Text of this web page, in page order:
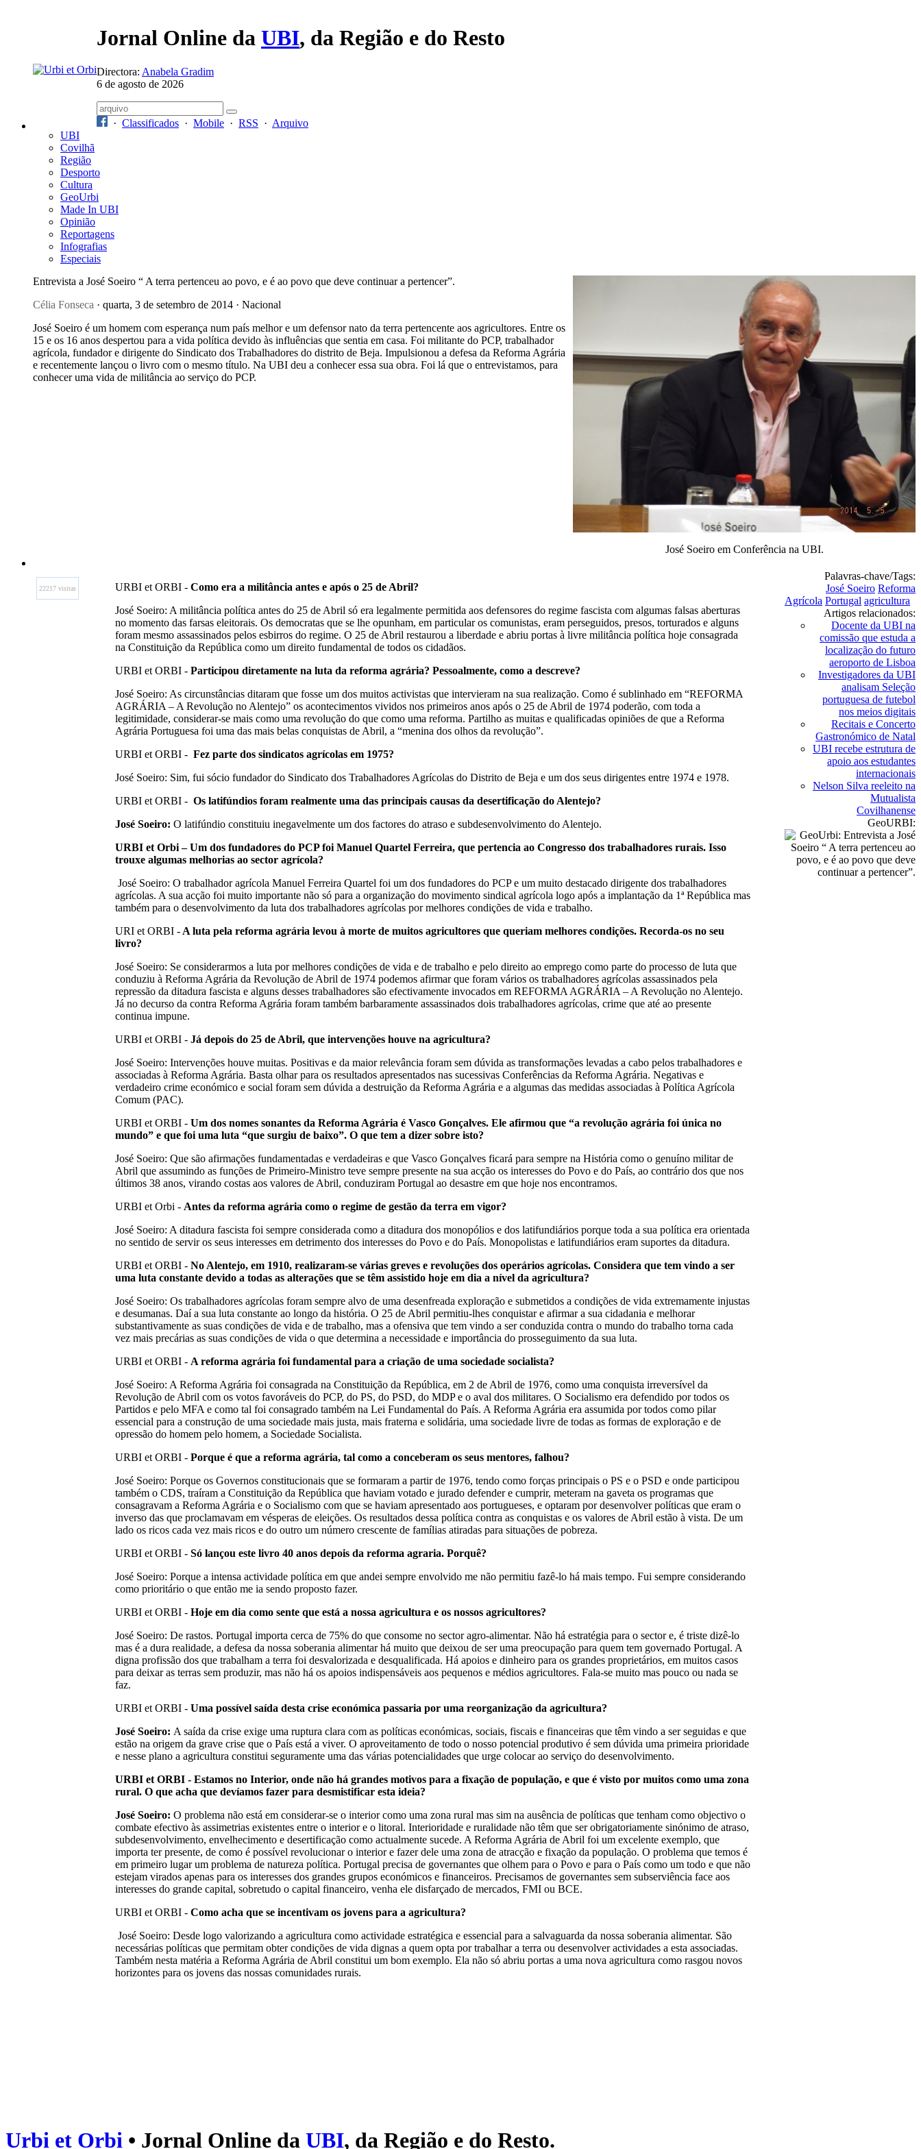
Jornal Online da UBI, da Região e do Resto
Directora: Anabela Gradim
6 de agosto de 2026
· Classificados · Mobile · RSS · Arquivo
UBI
Covilhã
Região
Desporto
Cultura
GeoUrbi
Made In UBI
Opinião
Reportagens
Infografias
Especiais
Entrevista a José Soeiro “ A terra pertenceu ao povo, e é ao povo que deve continuar a pertencer”.
Célia Fonseca · quarta, 3 de setembro de 2014 · Nacional
José Soeiro é um homem com esperança num país melhor e um defensor nato da terra pertencente aos agricultores. Entre os
15 e os 16 anos despertou para a vida política devido às influências que sentia em casa. Foi militante do PCP, trabalhador
agrícola, fundador e dirigente do Sindicato dos Trabalhadores do distrito de Beja. Impulsionou a defesa da Reforma Agrária
e recentemente lançou o livro com o mesmo título. Na UBI deu a conhecer essa sua obra. Foi lá que o entrevistamos, para
conhecer uma vida de militância ao serviço do PCP.
José Soeiro em Conferência na UBI.
22217 visitas URBI et ORBI - Como era a militância antes e após o 25 de Abril?
José Soeiro: A militância política antes do 25 de Abril só era legalmente permitida aos defensores do regime fascista com algumas falsas aberturas
no momento das farsas eleitorais. Os democratas que se lhe opunham, em particular os comunistas, eram perseguidos, presos, torturados e alguns
foram mesmo assassinados pelos esbirros do regime. O 25 de Abril restaurou a liberdade e abriu portas à livre militância política hoje consagrada
na Constituição da República como um direito fundamental de todos os cidadãos.
URBI et ORBI - Participou diretamente na luta da reforma agrária? Pessoalmente, como a descreve?
José Soeiro: As circunstâncias ditaram que fosse um dos muitos activistas que intervieram na sua realização. Como é sublinhado em “REFORMA
AGRÁRIA – A Revolução no Alentejo” os acontecimentos vividos nos primeiros anos após o 25 de Abril de 1974 poderão, com toda a
legitimidade, considerar-se mais como uma revolução do que como uma reforma. Partilho as muitas e qualificadas opiniões de que a Reforma
Agrária Portuguesa foi uma das mais belas conquistas de Abril, a “menina dos olhos da revolução”.
URBI et ORBI - Fez parte dos sindicatos agrícolas em 1975?
José Soeiro: Sim, fui sócio fundador do Sindicato dos Trabalhadores Agrícolas do Distrito de Beja e um dos seus dirigentes entre 1974 e 1978.
URBI et ORBI - Os latifúndios foram realmente uma das principais causas da desertificação do Alentejo?
José Soeiro: O latifúndio constituiu inegavelmente um dos factores do atraso e subdesenvolvimento do Alentejo.
URBI et Orbi–Um dos fundadores do PCP foi Manuel Quartel Ferreira, que pertencia ao Congresso dos trabalhadores rurais. Isso
trouxe algumas melhorias ao sector agrícola?
José Soeiro: O trabalhador agrícola Manuel Ferreira Quartel foi um dos fundadores do PCP e um muito destacado dirigente dos trabalhadores
agrícolas. A sua acção foi muito importante não só para a organização do movimento sindical agrícola logo após a implantação da 1ª República mas
também para o desenvolvimento da luta dos trabalhadores agrícolas por melhores condições de vida e trabalho.
URI et ORBI - A luta pela reforma agrária levou à morte de muitos agricultores que queriam melhores condições. Recorda-os no seu
livro?
José Soeiro: Se considerarmos a luta por melhores condições de vida e de trabalho e pelo direito ao emprego como parte do processo de luta que
conduziu à Reforma Agrária da Revolução de Abril de 1974 podemos afirmar que foram vários os trabalhadores agrícolas assassinados pela
repressão da ditadura fascista e alguns desses trabalhadores são efectivamente invocados em REFORMA AGRÁRIA – A Revolução no Alentejo.
Já no decurso da contra Reforma Agrária foram também barbaramente assassinados dois trabalhadores agrícolas, crime que até ao presente
continua impune.
URBI et ORBI - Já depois do 25 de Abril, que intervenções houve na agricultura?
José Soeiro: Intervenções houve muitas. Positivas e da maior relevância foram sem dúvida as transformações levadas a cabo pelos trabalhadores e
associadas à Reforma Agrária. Basta olhar para os resultados apresentados nas sucessivas Conferências da Reforma Agrária. Negativas e
verdadeiro crime económico e social foram sem dúvida a destruição da Reforma Agrária e a algumas das medidas associadas à Política Agrícola
Comum (PAC).
URBI et ORBI - Um dos nomes sonantes da Reforma Agrária é Vasco Gonçalves. Ele afirmou que “a revolução agrária foi única no
mundo” e que foi uma luta “que surgiu de baixo”. O que tem a dizer sobre isto?
José Soeiro: Que são afirmações fundamentadas e verdadeiras e que Vasco Gonçalves ficará para sempre na História como o genuíno militar de
Abril que assumindo as funções de Primeiro-Ministro teve sempre presente na sua acção os interesses do Povo e do País, ao contrário dos que nos
últimos 38 anos, virando costas aos valores de Abril, conduziram Portugal ao desastre em que hoje nos encontramos.
URBI et Orbi - Antes da reforma agrária como o regime de gestão da terra em vigor?
José Soeiro: A ditadura fascista foi sempre considerada como a ditadura dos monopólios e dos latifundiários porque toda a sua política era orientada
no sentido de servir os seus interesses em detrimento dos interesses do Povo e do País. Monopolistas e latifundiários eram suportes da ditadura.
URBI et ORBI - No Alentejo, em 1910, realizaram-se várias greves e revoluções dos operários agrícolas. Considera que tem vindo a ser
uma luta constante devido a todas as alterações que se têm assistido hoje em dia a nível da agricultura?
José Soeiro: Os trabalhadores agrícolas foram sempre alvo de uma desenfreada exploração e submetidos a condições de vida extremamente injustas
e desumanas. Daí a sua luta constante ao longo da história. O 25 de Abril permitiu-lhes conquistar e afirmar a sua cidadania e melhorar
substantivamente as suas condições de vida e de trabalho, mas a ofensiva que tem vindo a ser conduzida contra o mundo do trabalho torna cada
vez mais precárias as suas condições de vida o que determina a necessidade e importância do prosseguimento da sua luta.
URBI et ORBI - A reforma agrária foi fundamental para a criação de uma sociedade socialista?
José Soeiro: A Reforma Agrária foi consagrada na Constituição da República, em 2 de Abril de 1976, como uma conquista irreversível da
Revolução de Abril com os votos favoráveis do PCP, do PS, do PSD, do MDP e o aval dos militares. O Socialismo era defendido por todos os
Partidos e pelo MFA e como tal foi consagrado também na Lei Fundamental do País. A Reforma Agrária era assumida por todos como pilar
essencial para a construção de uma sociedade mais justa, mais fraterna e solidária, uma sociedade livre de todas as formas de exploração e de
opressão do homem pelo homem, a Sociedade Socialista.
URBI et ORBI - Porque é que a reforma agrária, tal como a conceberam os seus mentores, falhou?
José Soeiro: Porque os Governos constitucionais que se formaram a partir de 1976, tendo como forças principais o PS e o PSD e onde participou
também o CDS, traíram a Constituição da República que haviam votado e jurado defender e cumprir, meteram na gaveta os programas que
consagravam a Reforma Agrária e o Socialismo com que se haviam apresentado aos portugueses, e optaram por desenvolver políticas que eram o
inverso das que proclamavam em vésperas de eleições. Os resultados dessa política contra as conquistas e os valores de Abril estão à vista. De um
lado os ricos cada vez mais ricos e do outro um número crescente de famílias atiradas para situações de pobreza.
URBI et ORBI - Só lançou este livro 40 anos depois da reforma agraria. Porquê?
José Soeiro: Porque a intensa actividade política em que andei sempre envolvido me não permitiu fazê-lo há mais tempo. Fui sempre considerando
como prioritário o que então me ia sendo proposto fazer.
URBI et ORBI - Hoje em dia como sente que está a nossa agricultura e os nossos agricultores?
José Soeiro: De rastos. Portugal importa cerca de 75% do que consome no sector agro-alimentar. Não há estratégia para o sector e, é triste dizê-lo
mas é a dura realidade, a defesa da nossa soberania alimentar há muito que deixou de ser uma preocupação para quem tem governado Portugal. A
digna profissão dos que trabalham a terra foi desvalorizada e desqualificada. Há apoios e dinheiro para os grandes proprietários, em muitos casos
para deixar as terras sem produzir, mas não há os apoios indispensáveis aos pequenos e médios agricultores. Fala-se muito mas pouco ou nada se
faz.
URBI et ORBI - Uma possível saída desta crise económica passaria por uma reorganização da agricultura?
José Soeiro: A saída da crise exige uma ruptura clara com as políticas económicas, sociais, fiscais e financeiras que têm vindo a ser seguidas e que
estão na origem da grave crise que o País está a viver. O aproveitamento de todo o nosso potencial produtivo é sem dúvida uma primeira prioridade
e nesse plano a agricultura constitui seguramente uma das várias potencialidades que urge colocar ao serviço do desenvolvimento.
URBI et ORBI - Estamos no Interior, onde não há grandes motivos para a fixação de população, e que é visto por muitos como uma zona
rural. O que acha que devíamos fazer para desmistificar esta ideia?
José Soeiro: O problema não está em considerar-se o interior como uma zona rural mas sim na ausência de políticas que tenham como objectivo o
combate efectivo às assimetrias existentes entre o interior e o litoral. Interioridade e ruralidade não têm que ser obrigatoriamente sinónimo de atraso,
subdesenvolvimento, envelhecimento e desertificação como actualmente sucede. A Reforma Agrária de Abril foi um excelente exemplo, que
importa ter presente, de como é possível revolucionar o interior e fazer dele uma zona de atracção e fixação da população. O problema que temos é
em primeiro lugar um problema de natureza política. Portugal precisa de governantes que olhem para o Povo e para o País como um todo e que não
estejam virados apenas para os interesses dos grandes grupos económicos e financeiros. Precisamos de governantes sem subserviência face aos
interesses do grande capital, sobretudo o capital financeiro, venha ele disfarçado de mercados, FMI ou BCE.
URBI et ORBI - Como acha que se incentivam os jovens para a agricultura?
José Soeiro: Desde logo valorizando a agricultura como actividade estratégica e essencial para a salvaguarda da nossa soberania alimentar. São
necessárias políticas que permitam obter condições de vida dignas a quem opta por trabalhar a terra ou desenvolver actividades a esta associadas.
Também nesta matéria a Reforma Agrária de Abril constitui um bom exemplo. Ela não só abriu portas a uma nova agricultura como rasgou novos
horizontes para os jovens das nossas comunidades rurais.
Palavras-chave/Tags:
José Soeiro Reforma
Agrícola Portugal agricultura
Artigos relacionados:
Docente da UBI na
comissão que estuda a
localização do futuro
aeroporto de Lisboa
Investigadores da UBI
analisam Seleção
portuguesa de futebol
nos meios digitais
Recitais e Concerto
Gastronómico de Natal
UBI recebe estrutura de
apoio aos estudantes
internacionais
Nelson Silva reeleito na
Mutualista
Covilhanense
GeoURBI:
Urbi et Orbi • Jornal Online da UBI, da Região e do Resto.